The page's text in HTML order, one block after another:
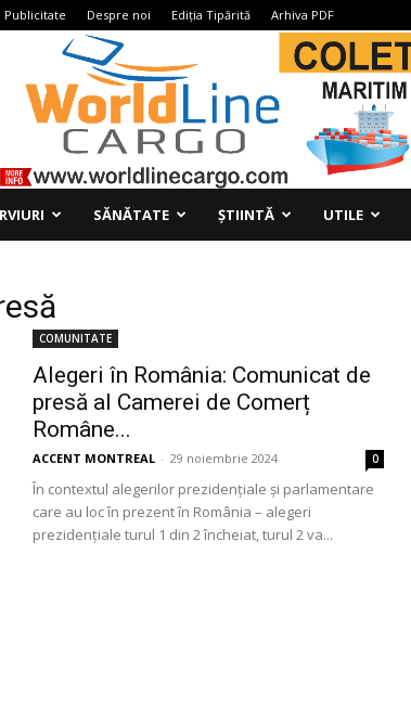
Publicitate Despre noi Ediția Tipărită Arhiva PDF
SĂNĂTATE ȘTIINTĂ UTILE
COMUNITATE
Alegeri în România: Comunicat de
presă al Camerei de Comerț
Române...
ACCENT MONTREAL - 29 noiembrie 2024 0
În contextul alegerilor prezidențiale și parlamentare
care au loc în prezent în România – alegeri
prezidențiale turul 1 din 2 încheiat, turul 2 va...